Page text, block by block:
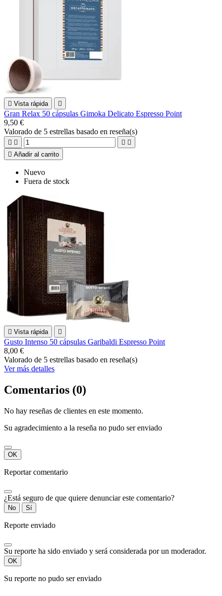
 Vista rápida 
Gran Relax 50 cápsulas Gimoka Delicato Espresso Point
9,50 €
Valorado de 5 estrellas basado en reseña(s)
   
 Añadir al carrito
Nuevo
Fuera de stock
 Vista rápida 
Gusto Intenso 50 cápsulas Garibaldi Espresso Point
8,00 €
Valorado de 5 estrellas basado en reseña(s)
Ver más detalles
Comentarios (0)
No hay reseñas de clientes en este momento.
Su agradecimiento a la reseña no pudo ser enviado
OK
Reportar comentario
¿Está seguro de que quiere denunciar este comentario?
No Sí
Reporte enviado
Su reporte ha sido enviado y será considerada por un moderador.
OK
Su reporte no pudo ser enviado